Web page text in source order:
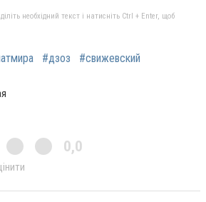
необхідний текст і натисніть Ctrl + Enter, щоб
#дзоз #свижевский
0,0